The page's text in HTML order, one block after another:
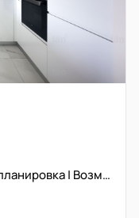
Новостройка | Сдаётся | Угловая планировка | Возможен торг